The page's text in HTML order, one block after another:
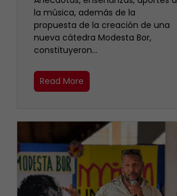
la música, además de la
propuesta de la creación de una
nueva cátedra Modesta Bor,
constituyeron…
Read More